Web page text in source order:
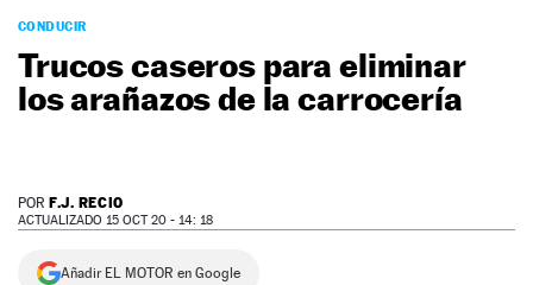
PODCAST
MOTOS
TECNOLOGÍA
SERVICIOS
NEWSLETTER
CONDUCIR
Trucos caseros para eliminar
los arañazos de la carrocería
POR F.J. RECIO
ACTUALIZADO 15 OCT 20 - 14: 18
Añadir EL MOTOR en Google